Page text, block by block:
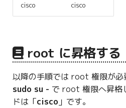
cisco cisco
root に昇格する
以降の手順では root 権限が必
sudo su - で root 権限へ昇格
ドは「cisco 」です。